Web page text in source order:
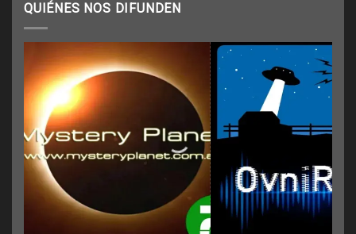
QUIÉNES NOS DIFUNDEN